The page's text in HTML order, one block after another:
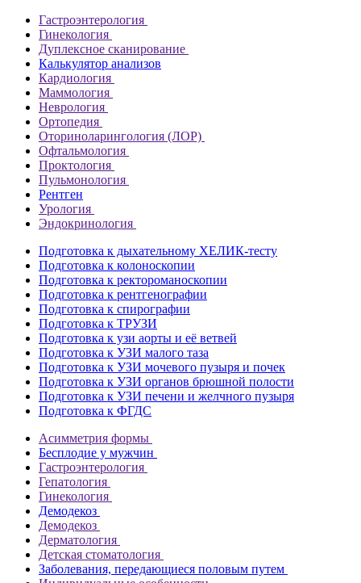
Гастроэнтерология
Гинекология
Дуплексное сканирование
Калькулятор анализов
Кардиология
Маммология
Неврология
Ортопедия
Оториноларингология (ЛОР)
Офтальмология
Проктология
Пульмонология
Рентген
Урология
Эндокринология
Подготовка к дыхательному ХЕЛИК-тесту
Подготовка к колоноскопии
Подготовка к ректороманоскопии
Подготовка к рентгенографии
Подготовка к спирографии
Подготовка к ТРУЗИ
Подготовка к узи аорты и её ветвей
Подготовка к УЗИ малого таза
Подготовка к УЗИ мочевого пузыря и почек
Подготовка к УЗИ органов брюшной полости
Подготовка к УЗИ печени и желчного пузыря
Подготовка к ФГДС
Асимметрия формы
Бесплодие у мужчин
Гастроэнтерология
Гепатология
Гинекология
Демодекоз
Демодекоз
Дерматология
Детская стоматология
Заболевания, передающиеся половым путем